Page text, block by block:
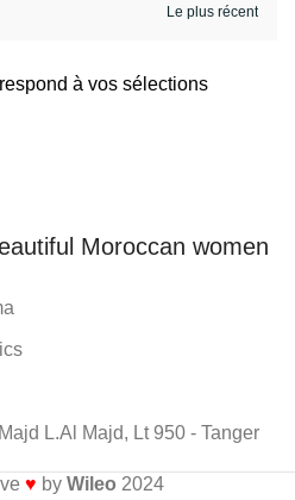
à vos sélections
Moroccan women
L.Al Majd, Lt 950 - Tanger
♥ by Wileo 2024